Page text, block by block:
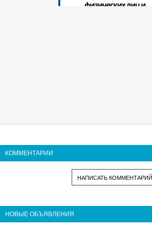
КОММЕНТАРИИ
НАПИСАТЬ КОММЕНТАРИЙ
НОВЫЕ ОБЪЯВЛЕНИЯ